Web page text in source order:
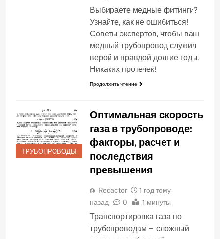
Выбираете медные фитинги?
Узнайте, как не ошибиться!
Советы экспертов, чтобы ваш
медный трубопровод служил
верой и правдой долгие годы.
Никаких протечек!
Продолжить чтение
ТРУБОПРОВОДЫ
Оптимальная скорость
газа в трубопроводе:
факторы, расчет и
последствия
превышения
Redactor
1 год тому
назад
0 1 минуты
Транспортировка газа по
трубопроводам – сложный